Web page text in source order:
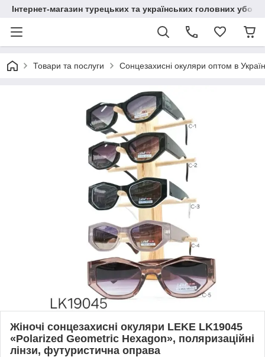
Інтернет-магазин турецьких та українських головних
Товари та послуги Сонцезахисні окуляри оптом в
Жіночі сонцезахисні окуляри LEKE LK19045
«Polarized Geometric Hexagon», поляризаційні
лінзи, футуристична оправа